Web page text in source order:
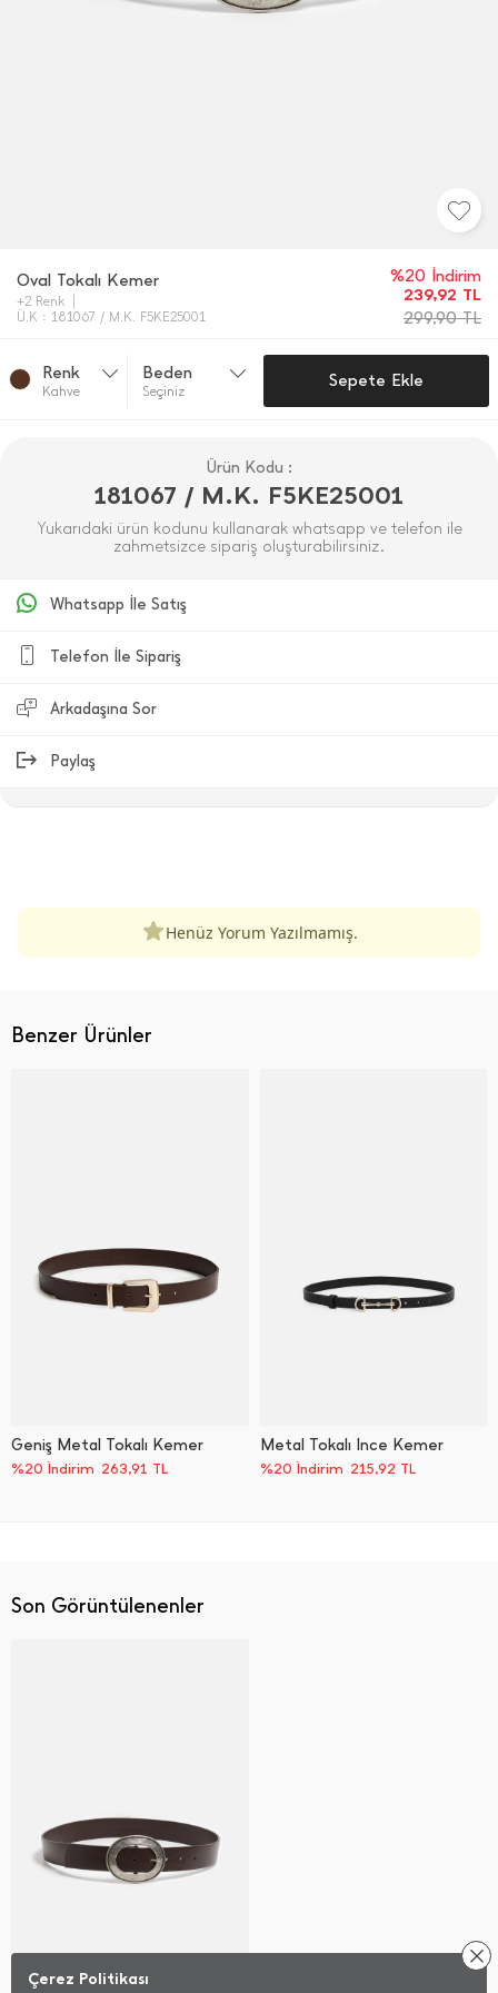
Oval Tokalı Kemer
+2 Renk
Ü.K : 181067 / M.K. F5KE25001
%20 İndirim
239,92 TL
299,90TL
Renk
Kahve
Beden
Seçiniz
Sepete Ekle
Ürün Kodu :
181067 / M.K. F5KE25001
Yukarıdaki ürün kodunu kullanarak whatsapp ve telefon ile
zahmetsizce sipariş oluşturabilirsiniz.
Whatsapp İle Satış
Telefon İle Sipariş
Arkadaşına Sor
Paylaş
Henüz Yorum Yazılmamış.
Benzer Ürünler
Geniş Metal Tokalı Kemer
%20 İndirim 263,91 TL
Metal Tokalı İ̇nce Kemer
%20 İndirim 215,92 TL
Son Görüntülenenler
Çerez Politikası